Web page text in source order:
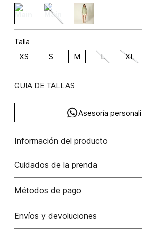
Talla
XS S M L XL
GUIA DE TALLAS
Asesoría
Información del producto
Bluson manga larga lino 100% 100.00%
Cuidados de la prenda
Lavado profesional en húmedo (w)
No lavar
Métodos de pago
Tarjetas de crédito: Visa, Dinners,
Envíos y devoluciones